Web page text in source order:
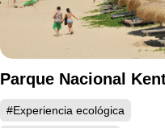
Parque Nacional
#Experiencia ecológica